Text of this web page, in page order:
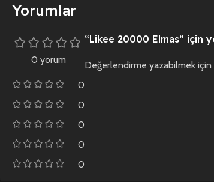
Yorumlar
0 yorum
0
0
0
0
0
“Likee 20000 Elmas” için
Değerlendirme yazabilmek için